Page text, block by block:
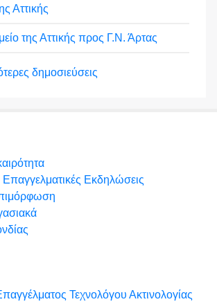
Αττικής
της Αττικής προς Γ.Ν. Άρτας
δημοσιεύσεις
Επαγγελματικές Eκδηλώσεις
Τεχνολόγου Ακτινολογίας